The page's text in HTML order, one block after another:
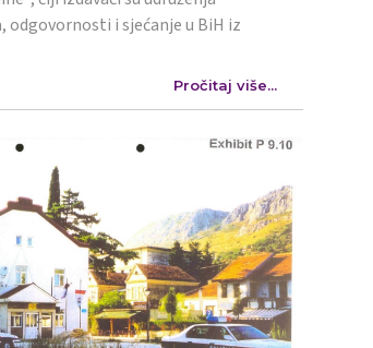
odgovornosti i sjećanje u BiH iz
Pročitaj više...